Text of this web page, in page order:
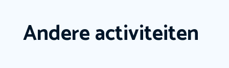
Andere activiteiten